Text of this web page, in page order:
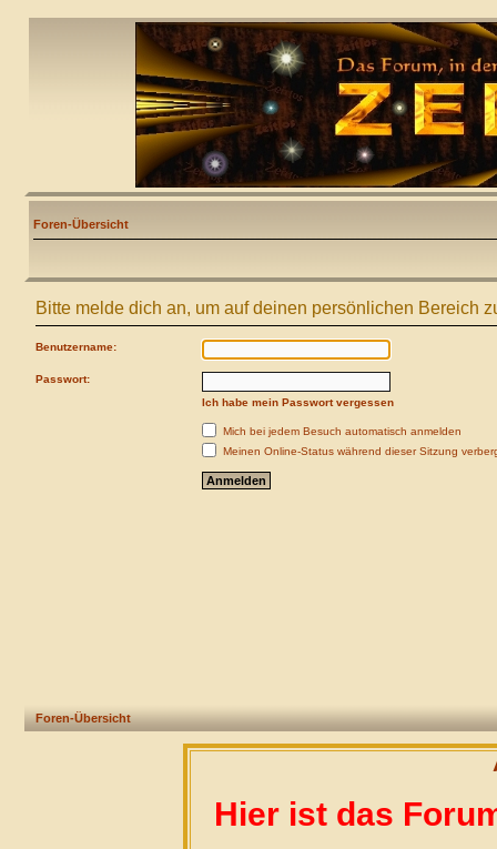
Foren-Übersicht
Bitte melde dich an, um auf deinen persönlichen Bereich
Benutzername:
Passwort:
Ich habe mein Passwort vergessen
Mich bei jedem Besuch automatisch anmelden
Meinen Online-Status während dieser Sitzung
Foren-Übersicht
Hier ist das